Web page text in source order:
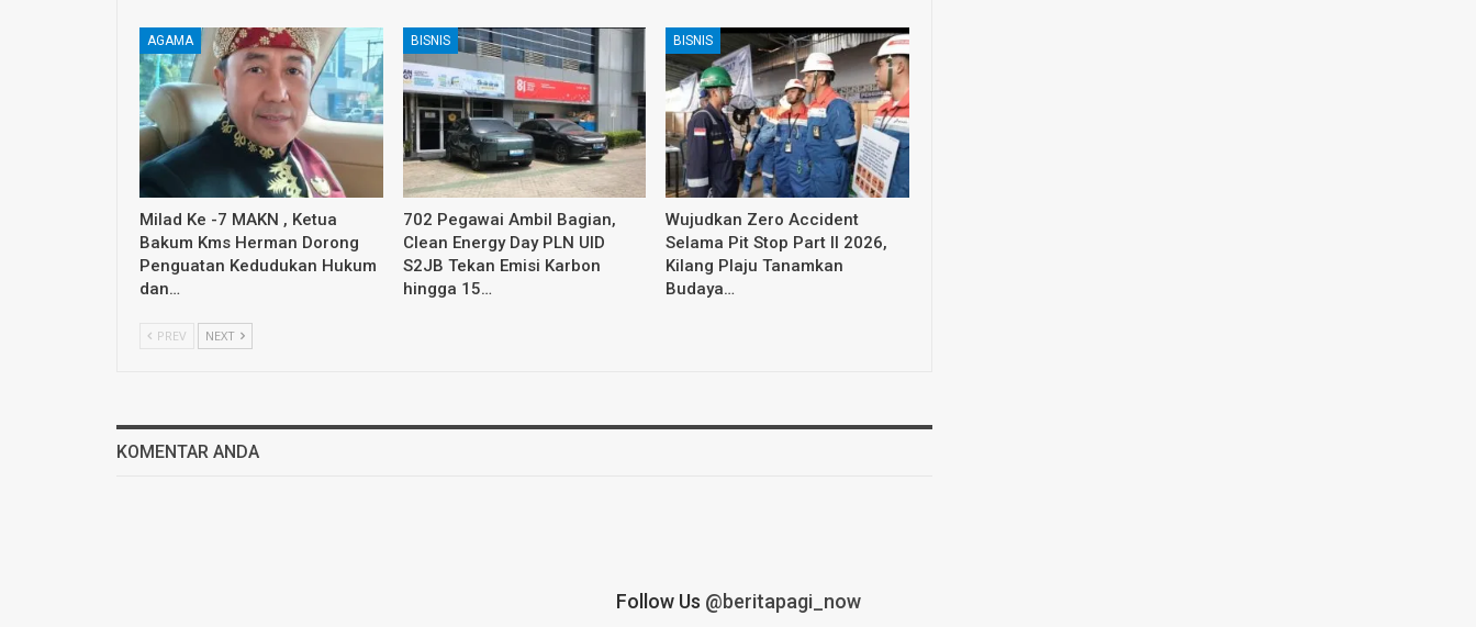
AGAMA
Milad Ke -7 MAKN , Ketua
Bakum Kms Herman Dorong
Penguatan Kedudukan Hukum
dan…
BISNIS
702 Pegawai Ambil Bagian,
Clean Energy Day PLN UID
S2JB Tekan Emisi Karbon
hingga 15…
BISNIS
Wujudkan Zero Accident
Selama Pit Stop Part II 2026,
Kilang Plaju Tanamkan
Budaya…
PREV NEXT
KOMENTAR ANDA
Follow Us @beritapagi_now